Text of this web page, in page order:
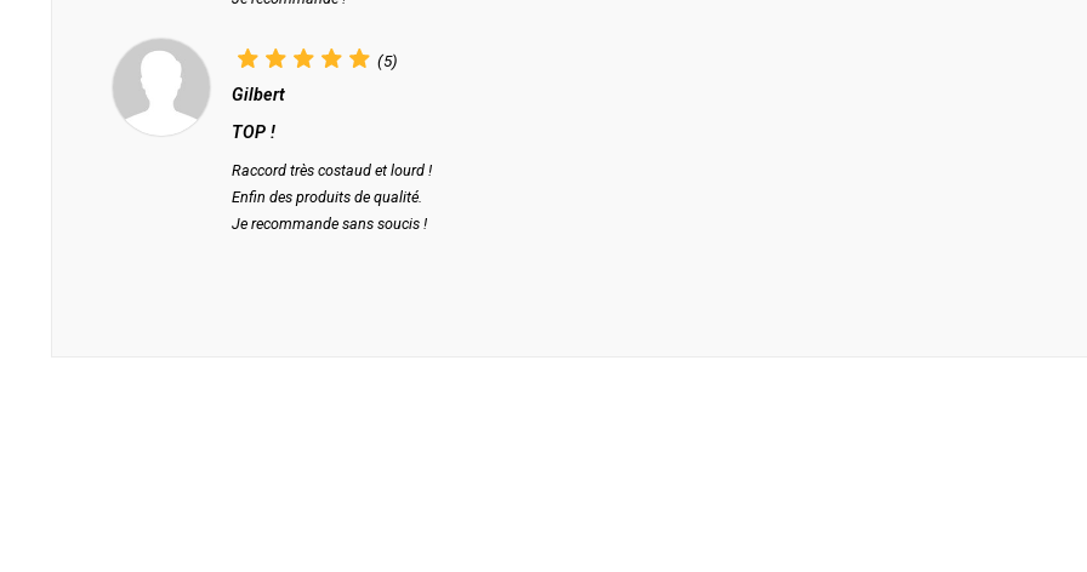
(5)
Gilbert
TOP !
Raccord très costaud et lourd !
Enfin des produits de qualité.
Je recommande sans soucis !